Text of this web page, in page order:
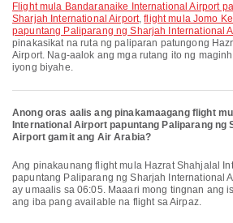
flight mula Bandaranaike International Airport papuntang Paliparang ng
Sharjah International Airport,flight mula Jomo
papuntang Paliparang ng Sharjah International
pinakasikat na ruta ng paliparan patungong
Airport. Nag-aalok ang mga rutang ito ng
iyong biyahe.
Anong oras aalis ang pinakamaagang flight
International Airport papuntang Paliparang ng
Airport gamit ang Air Arabia?
Ang pinakaunang flight mula Hazrat Shahjalal International Airport
papuntang Paliparang ng Sharjah International
ay umaalis sa 06:05. Maaari mong tingnan ang
ang iba pang available na flight sa Airpaz.